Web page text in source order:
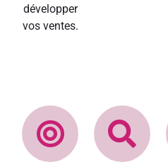
développer
vos ventes.